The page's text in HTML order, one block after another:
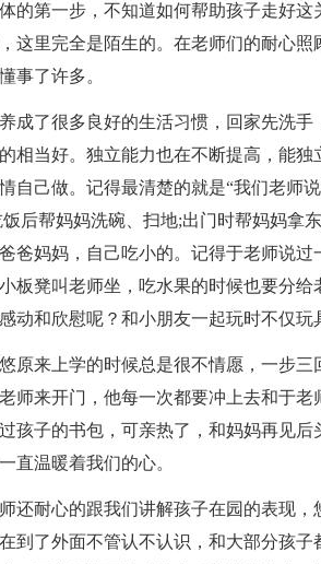
的第一步，不知道如何帮助孩子走好
这里完全是陌生的。在老师们的耐心
事了许多。
成了很多良好的生活习惯，回家先洗
相当好。独立能力也在不断提高，能
自己做。记得最清楚的就是“我们老师
后帮妈妈洗碗、扫地;出门时帮妈妈拿
爸妈妈，自己吃小的。记得于老师说
板凳叫老师坐，吃水果的时候也要分
动和欣慰呢？和小朋友一起玩时不仅玩
原来上学的时候总是很不情愿，一步
师来开门，他每一次都要冲上去和于
孩子的书包，可亲热了，和妈妈再见
直温暖着我们的心。
还耐心的跟我们讲解孩子在园的表现
到了外面不管认不认识，和大部分孩